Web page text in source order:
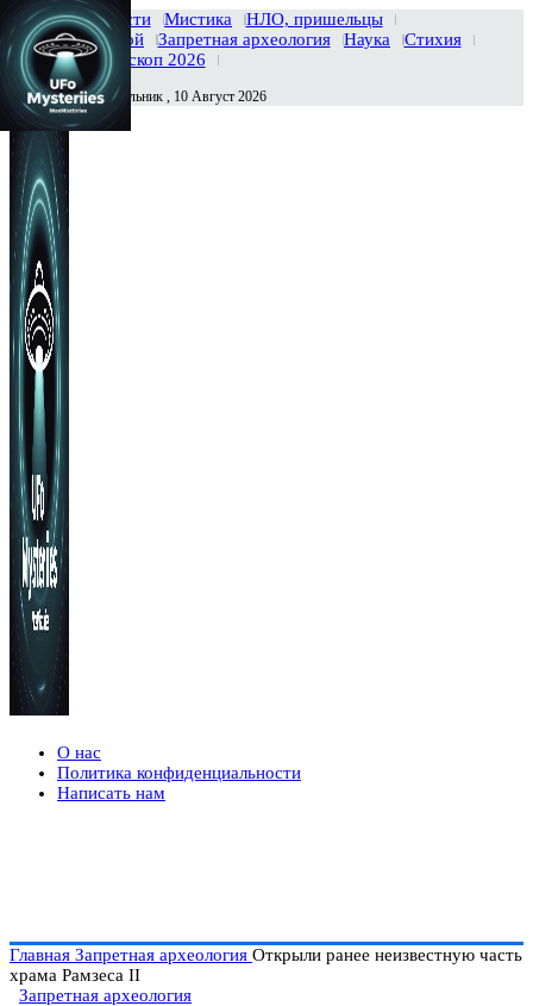
Главная Новости Мистика
НЛО, пришельцы
Тайны вселенной
Запретная археология Наука
Стихия
История
Гороскоп 2026
Сегодня Понедельник , 10 Август 2026
О нас
Политика конфиденциальности
Написать нам
Главная Запретная археология Открыли ранее неизвестную часть
храма Рамзеса II
Запретная археология